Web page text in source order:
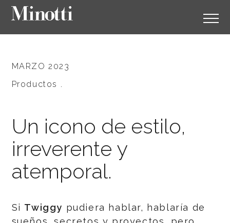
MARZO 2023
Productos .
Un icono de estilo,
irreverente y
atemporal.
Si Twiggy pudiera hablar, hablaría de